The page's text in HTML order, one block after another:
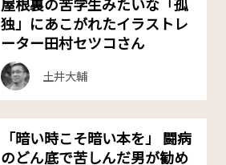
独」にあこがれた――イラストレ
ーター田村セツコさん
土井大輔
「暗い時こそ暗い本を」 闘病
のどん底で苦しんだ男が勧め